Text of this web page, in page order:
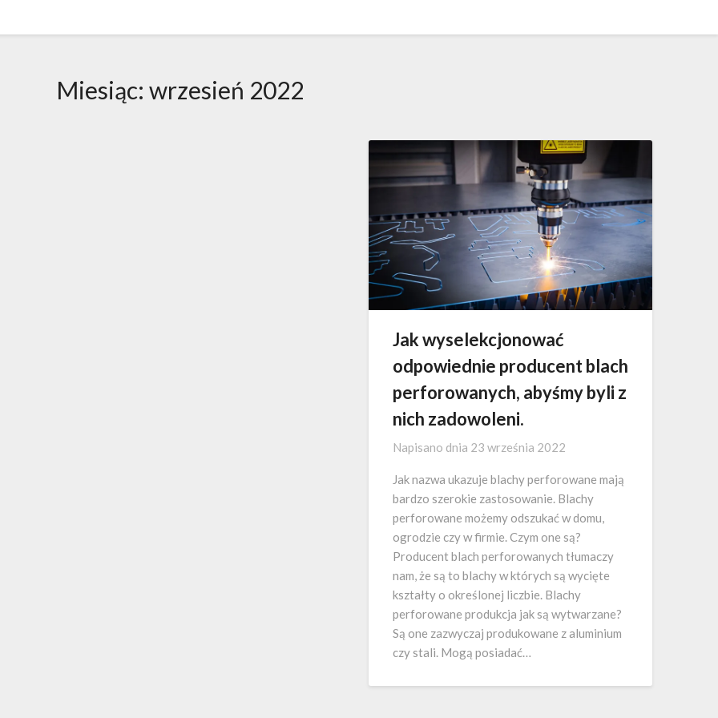
Miesiąc: wrzesień 2022
Jak wyselekcjonować
odpowiednie producent blach
perforowanych, abyśmy byli z
nich zadowoleni.
Napisano dnia 23 września 2022
Jak nazwa ukazuje blachy perforowane mają
bardzo szerokie zastosowanie. Blachy
perforowane możemy odszukać w domu,
ogrodzie czy w firmie. Czym one są?
Producent blach perforowanych tłumaczy
nam, że są to blachy w których są wycięte
kształty o określonej liczbie. Blachy
perforowane produkcja jak są wytwarzane?
Są one zazwyczaj produkowane z aluminium
czy stali. Mogą posiadać…